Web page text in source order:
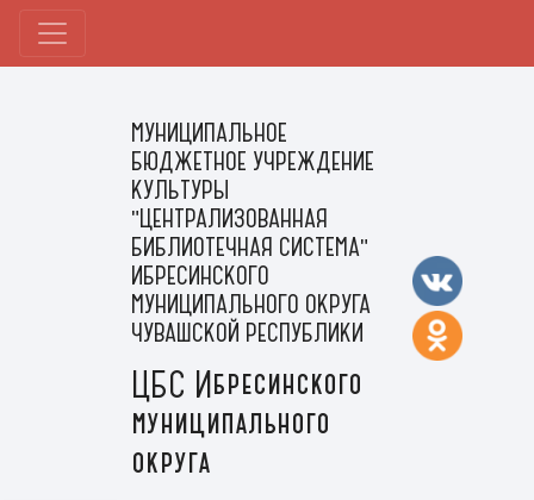
МУНИЦИПАЛЬНОЕ
БЮДЖЕТНОЕ УЧРЕЖДЕНИЕ
КУЛЬТУРЫ
"ЦЕНТРАЛИЗОВАННАЯ
БИБЛИОТЕЧНАЯ СИСТЕМА"
ИБРЕСИНСКОГО
МУНИЦИПАЛЬНОГО ОКРУГА
ЧУВАШСКОЙ РЕСПУБЛИКИ
ЦБС Ибресинского
муниципального
округа